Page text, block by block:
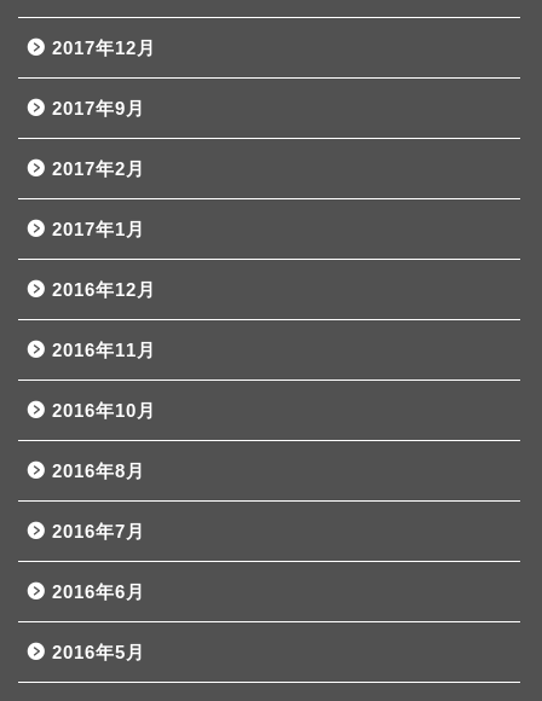
2017年12月
2017年9月
2017年2月
2017年1月
2016年12月
2016年11月
2016年10月
2016年8月
2016年7月
2016年6月
2016年5月